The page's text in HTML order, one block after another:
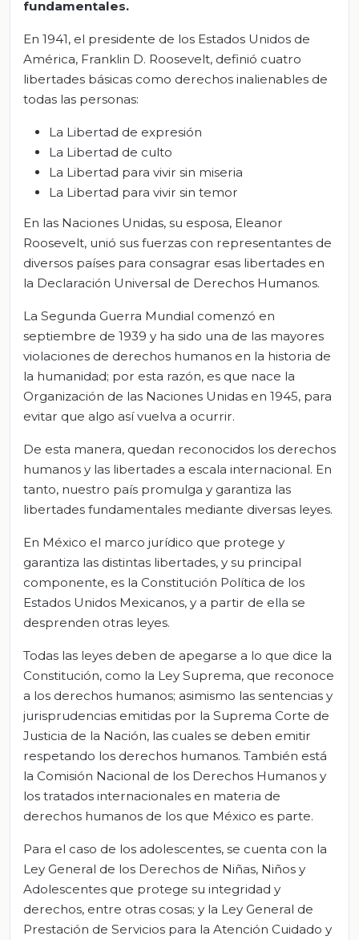
fundamentales.
En 1941, el presidente de los Estados Unidos de
América, Franklin D. Roosevelt, definió cuatro
libertades básicas como derechos inalienables de
todas las personas:
La Libertad de expresión
La Libertad de culto
La Libertad para vivir sin miseria
La Libertad para vivir sin temor
En las Naciones Unidas, su esposa, Eleanor
Roosevelt, unió sus fuerzas con representantes de
diversos países para consagrar esas libertades en
la Declaración Universal de Derechos Humanos.
La Segunda Guerra Mundial comenzó en
septiembre de 1939 y ha sido una de las mayores
violaciones de derechos humanos en la historia de
la humanidad; por esta razón, es que nace la
Organización de las Naciones Unidas en 1945, para
evitar que algo así vuelva a ocurrir.
De esta manera, quedan reconocidos los derechos
humanos y las libertades a escala internacional. En
tanto, nuestro país promulga y garantiza las
libertades fundamentales mediante diversas leyes.
En México el marco jurídico que protege y
garantiza las distintas libertades, y su principal
componente, es la Constitución Política de los
Estados Unidos Mexicanos, y a partir de ella se
desprenden otras leyes.
Todas las leyes deben de apegarse a lo que dice la
Constitución, como la Ley Suprema, que reconoce
a los derechos humanos; asimismo las sentencias y
jurisprudencias emitidas por la Suprema Corte de
Justicia de la Nación, las cuales se deben emitir
respetando los derechos humanos. También está
la Comisión Nacional de los Derechos Humanos y
los tratados internacionales en materia de
derechos humanos de los que México es parte.
Para el caso de los adolescentes, se cuenta con la
Ley General de los Derechos de Niñas, Niños y
Adolescentes que protege su integridad y
derechos, entre otras cosas; y la Ley General de
Prestación de Servicios para la Atención Cuidado y